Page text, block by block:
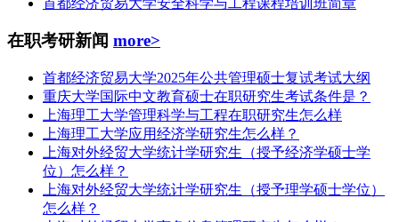
在职考研新闻 more>
首都经济贸易大学2025年公共管理硕士复试考试大纲
重庆大学国际中文教育硕士在职研究生考试条件是？
上海理工大学管理科学与工程在职研究生怎么样
上海理工大学应用经济学研究生怎么样？
上海对外经贸大学统计学研究生（授予经济学硕士学
位）怎么样？
上海对外经贸大学统计学研究生（授予理学硕士学位）
怎么样？